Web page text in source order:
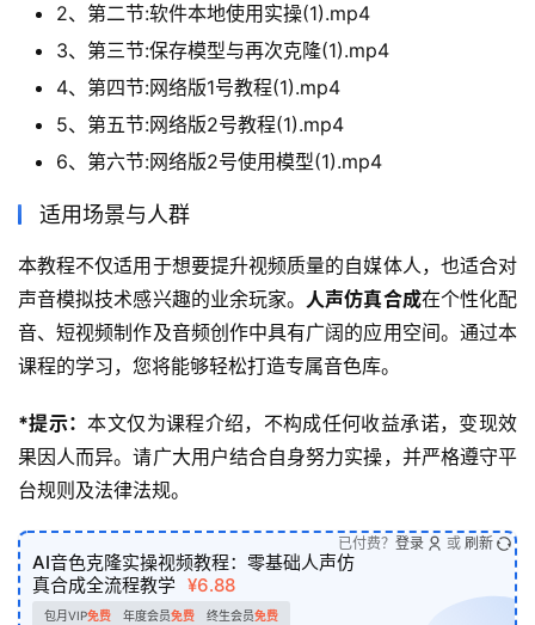
2、第二节:软件本地使用实操(1).mp4
3、第三节:保存模型与再次克隆(1).mp4
4、第四节:网络版1号教程(1).mp4
5、第五节:网络版2号教程(1).mp4
6、第六节:网络版2号使用模型(1).mp4
适用场景与人群
本教程不仅适用于想要提升视频质量的自媒体人，也适合对
声音模拟技术感兴趣的业余玩家。 人声仿真合成在个性化配
音、短视频制作及音频创作中具有广阔的应用空间。通过本
课程的学习，您将能够轻松打造专属音色库。
*提示：本文仅为课程介绍，不构成任何收益承诺，变现效
果因人而异。请广大用户结合自身努力实操，并严格遵守平
台规则及法律法规。
AI音色克隆实操视频教程：零基础人声仿
真合成全流程教学 ¥6.88
包月VIP免费 年度会员免费 终生会员免费
已付费？ 登录 或 刷新